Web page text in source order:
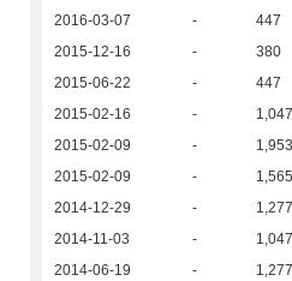
2016-03-07
- 447
2015-12-16
- 380
2015-06-22
- 447
2015-02-16
- 1,047
2015-02-09
- 1,953
2015-02-09
- 1,565
2014-12-29
- 1,277
2014-11-03
- 1,047
2014-06-19
- 1,277